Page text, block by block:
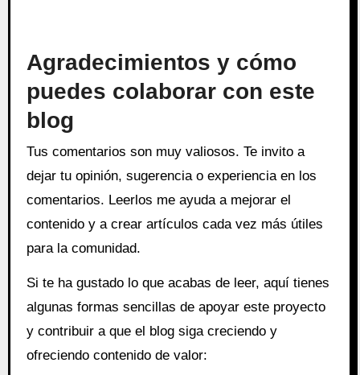
Agradecimientos y cómo
puedes colaborar con este
blog
Tus comentarios son muy valiosos. Te invito a
dejar tu opinión, sugerencia o experiencia en los
comentarios. Leerlos me ayuda a mejorar el
contenido y a crear artículos cada vez más útiles
para la comunidad.
Si te ha gustado lo que acabas de leer, aquí tienes
algunas formas sencillas de apoyar este proyecto
y contribuir a que el blog siga creciendo y
ofreciendo contenido de valor: